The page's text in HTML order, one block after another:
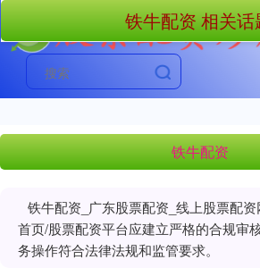
铁牛配资
铁牛配资_广东股票配资_线上股票配
首页/股票配资平台应建立严格的合规审
务操作符合法律法规和监管要求。
铁牛配资 相关话